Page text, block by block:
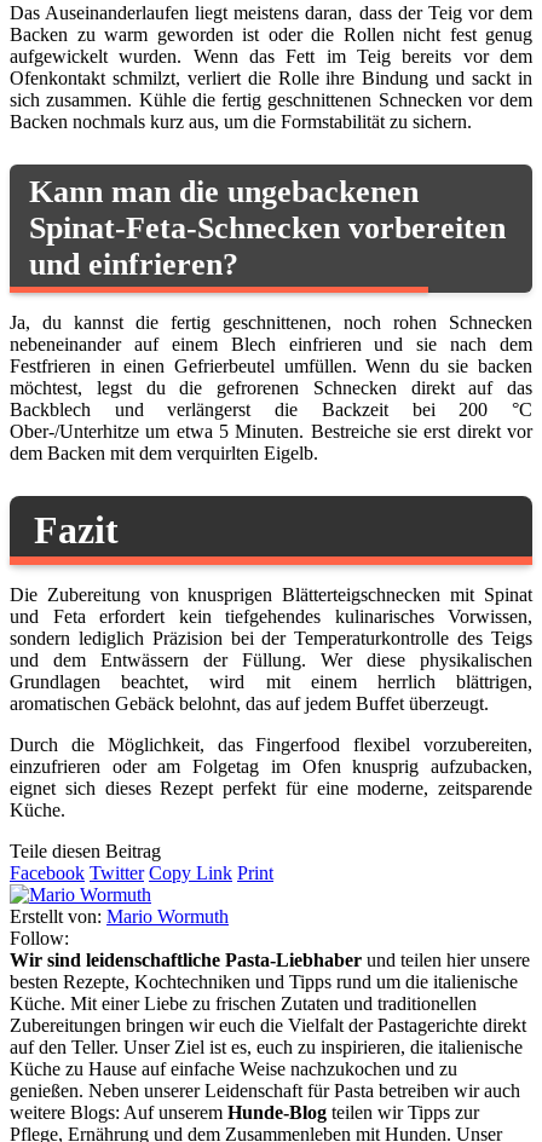
Das Auseinanderlaufen liegt meistens daran, dass der Teig vor dem
Backen zu warm geworden ist oder die Rollen nicht fest genug
aufgewickelt wurden. Wenn das Fett im Teig bereits vor dem
Ofenkontakt schmilzt, verliert die Rolle ihre Bindung und sackt in
sich zusammen. Kühle die fertig geschnittenen Schnecken vor dem
Backen nochmals kurz aus, um die Formstabilität zu sichern.
Kann man die ungebackenen
Spinat-Feta-Schnecken vorbereiten
und einfrieren?
Ja, du kannst die fertig geschnittenen, noch rohen Schnecken
nebeneinander auf einem Blech einfrieren und sie nach dem
Festfrieren in einen Gefrierbeutel umfüllen. Wenn du sie backen
möchtest, legst du die gefrorenen Schnecken direkt auf das
Backblech und verlängerst die Backzeit bei 200 °C
Ober-/Unterhitze um etwa 5 Minuten. Bestreiche sie erst direkt vor
dem Backen mit dem verquirlten Eigelb.
Fazit
Die Zubereitung von knusprigen Blätterteigschnecken mit Spinat
und Feta erfordert kein tiefgehendes kulinarisches Vorwissen,
sondern lediglich Präzision bei der Temperaturkontrolle des Teigs
und dem Entwässern der Füllung. Wer diese physikalischen
Grundlagen beachtet, wird mit einem herrlich blättrigen,
aromatischen Gebäck belohnt, das auf jedem Buffet überzeugt.
Durch die Möglichkeit, das Fingerfood flexibel vorzubereiten,
einzufrieren oder am Folgetag im Ofen knusprig aufzubacken,
eignet sich dieses Rezept perfekt für eine moderne, zeitsparende
Küche.
Teile diesen Beitrag
Facebook Twitter Copy Link Print
Erstellt von: Mario Wormuth
Follow:
Wir sind leidenschaftliche Pasta-Liebhaber und teilen hier unsere
besten Rezepte, Kochtechniken und Tipps rund um die italienische
Küche. Mit einer Liebe zu frischen Zutaten und traditionellen
Zubereitungen bringen wir euch die Vielfalt der Pastagerichte direkt
auf den Teller. Unser Ziel ist es, euch zu inspirieren, die italienische
Küche zu Hause auf einfache Weise nachzukochen und zu
genießen. Neben unserer Leidenschaft für Pasta betreiben wir auch
weitere Blogs: Auf unserem Hunde-Blog teilen wir Tipps zur
Pflege, Ernährung und dem Zusammenleben mit Hunden. Unser